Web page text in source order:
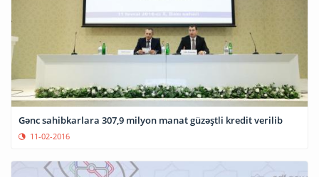
Gənc sahibkarlara 307,9 milyon manat güzəştli kredit verilib
11-02-2016